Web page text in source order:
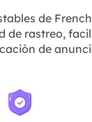
de
de rastreo,
de